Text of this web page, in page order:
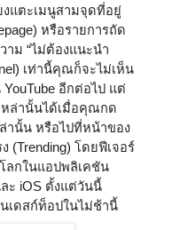
งแตะเมนูสามจุดที่อยู่
หรือรายการถัด
าม “ไม่ต้องแนะนำ
เท่านี้คุณก็จะไม่เห็น
อีกต่อไป แต่
ล่านั้นได้เมื่อคุณกด
านั้น หรือไปที่หน้าของ
(Trending) โดยฟีเจอร์
ลกในแอปพลิเคชัน
ะ iOS ตั้งแต่วันนี้
เดสก์ท็อปในไม่ช้านี้